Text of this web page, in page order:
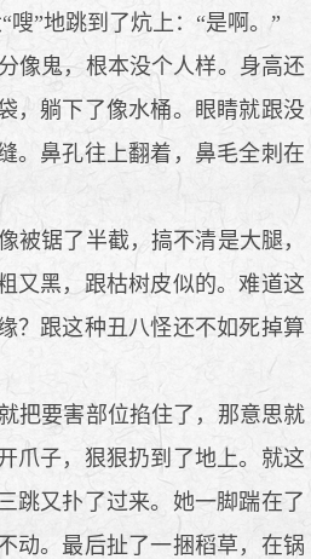
嗖”地跳到了炕上：“是啊。”
像鬼，根本没个人样。身高还
，躺下了像水桶。眼睛就跟没
。鼻孔往上翻着，鼻毛全刺在
锯了半截，搞不清是大腿，
又黑，跟枯树皮似的。难道这
？跟这种丑八怪还不如死掉算
把要害部位掐住了，那意思就
爪子，狠狠扔到了地上。就这
跳又扑了过来。她一脚踹在了
动。最后扯了一捆稻草，在锅